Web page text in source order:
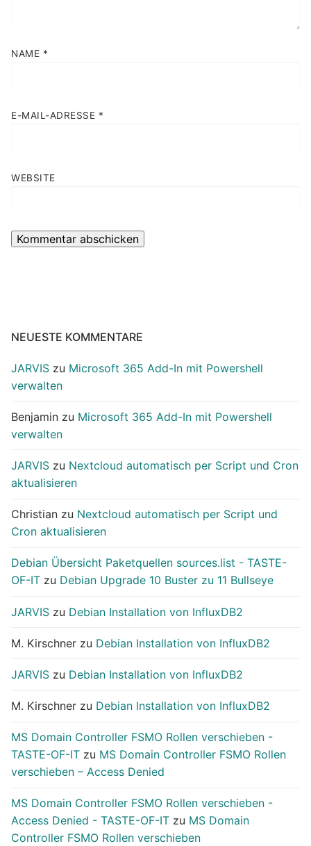
NAME *
E-MAIL-ADRESSE *
WEBSITE
NEUESTE KOMMENTARE
JARVIS zu Microsoft 365 Add-In mit Powershell
verwalten
Benjamin zu Microsoft 365 Add-In mit Powershell
verwalten
JARVIS zu Nextcloud automatisch per Script und Cron
aktualisieren
Christian zu Nextcloud automatisch per Script und
Cron aktualisieren
Debian Übersicht Paketquellen sources.list - TASTE-
OF-IT zu Debian Upgrade 10 Buster zu 11 Bullseye
JARVIS zu Debian Installation von InfluxDB2
M. Kirschner zu Debian Installation von InfluxDB2
JARVIS zu Debian Installation von InfluxDB2
M. Kirschner zu Debian Installation von InfluxDB2
MS Domain Controller FSMO Rollen verschieben -
TASTE-OF-IT zu MS Domain Controller FSMO Rollen
verschieben – Access Denied
MS Domain Controller FSMO Rollen verschieben -
Access Denied - TASTE-OF-IT zu MS Domain
Controller FSMO Rollen verschieben